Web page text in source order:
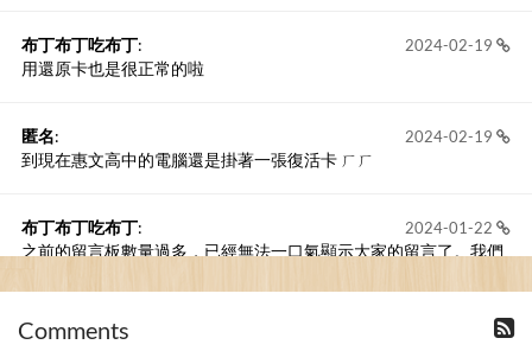
2024-02-19
布丁布丁吃布丁:
用還原卡也是很正常的啦
2024-02-19
匿名:
到現在惠文高中的電腦還是掛著一張復活卡 ㄏㄏ
2024-01-22
布丁布丁吃布丁:
之前的留言板數量過多，已經無法一口氣顯示大家的留言了。我們
Comments